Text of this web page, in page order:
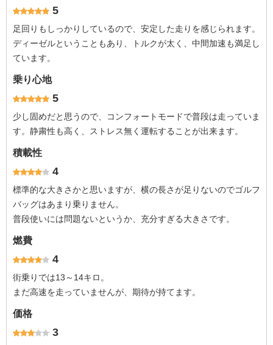
5
足回りもしっかりしているので、安定した走りを感じられます。
ディーゼルということもあり、トルクが太く、中間加速も満足し
ています。
乗り心地
5
少し固めだと思うので、コンフォートモードで普段は走っていま
す。静粛性も高く、ストレス無く運転することが出来ます。
積載性
4
標準的な大きさかと思いますが、横の長さが足りないのでゴルフ
バッグはあまり乗りません。
普段使いには問題ないというか、充分すぎる大きさです。
燃費
4
街乗りでは13～14キロ。
まだ高速を走っていませんが、期待が持てます。
価格
3